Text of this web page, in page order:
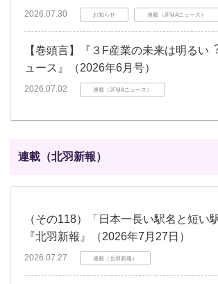
2026.07.30 お知らせ 連載（JFMAニュース）
【巻頭言】『３F産業の未来は明るい
ュース』（2026年6月号）
2026.07.02 連載（JFMAニュース）
連載（北羽新報）
（その118）「日本一長い駅名と短い
『北羽新報』（2026年7月27日）
2026.07.27 連載（北羽新報）